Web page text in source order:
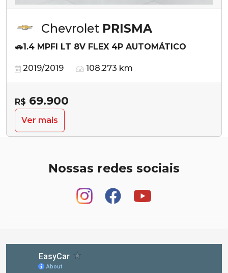
Chevrolet PRISMA
🚗1.4 MPFI LT 8V FLEX 4P AUTOMÁTICO
2019/2019 108.273 km
R$ 69.900
Ver mais
Nossas redes sociais